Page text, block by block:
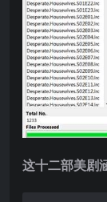
这十二部美剧